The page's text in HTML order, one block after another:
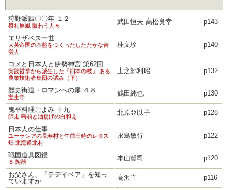
狩野派四〇〇年 １２
祭礼屏風 賑わう人々 武田恒夫 高松良幸 p143
エリザベス一世
大英帝国の基盤をつくったしたたかな苦
労人
桂文珍 p140
コメと日本人と伊勢神宮 第62回
実践哲学から派生した「四本の枝」 ある
農業技術者集団の試み（下）
上之郷利昭 p132
歴史街道・ロマンへの扉 ４８
宝生寺 鶴田純也 p130
鬼平料理ごよみ 十九
師走 蒟蒻と油揚げの白和え 北原亞以子 p128
日本人の仕事
ユーラシアの長寿村と午前三時のレタス
畑 北海道北村
永島敏行 p122
戦国道具図鑑
６ 陶器 本山賢司 p120
お父さん、「テデイベア」を知っ
ていますか
高沢直 p116